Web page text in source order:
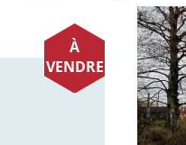
À
VENDRE